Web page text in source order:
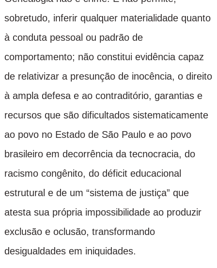
sobretudo, inferir qualquer materialidade quanto
à conduta pessoal ou padrão de
comportamento; não constitui evidência capaz
de relativizar a presunção de inocência, o direito
à ampla defesa e ao contraditório, garantias e
recursos que são dificultados sistematicamente
ao povo no Estado de São Paulo e ao povo
brasileiro em decorrência da tecnocracia, do
racismo congênito, do déficit educacional
estrutural e de um “sistema de justiça” que
atesta sua própria impossibilidade ao produzir
exclusão e oclusão, transformando
desigualdades em iniquidades.